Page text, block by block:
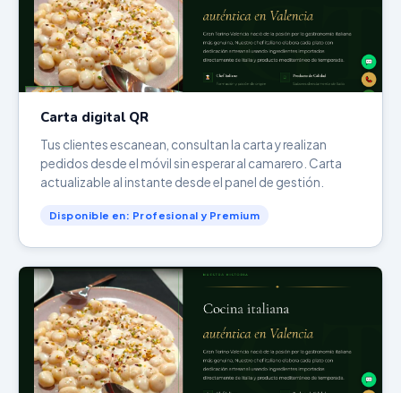
Carta digital QR
Tus clientes escanean, consultan la carta y realizan
pedidos desde el móvil sin esperar al camarero. Carta
actualizable al instante desde el panel de gestión.
Disponible en: Profesional y Premium